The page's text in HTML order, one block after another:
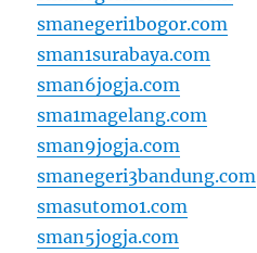
smanegeri1bogor.com
sman1surabaya.com
sman6jogja.com
sma1magelang.com
sman9jogja.com
smanegeri3bandung.com
smasutomo1.com
sman5jogja.com